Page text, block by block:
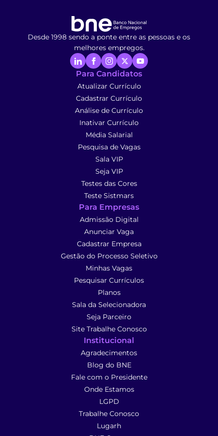
Desde 1998 sendo a ponte entre as pessoas e os
melhores empregos.
Para Candidatos
Atualizar Currículo
Cadastrar Currículo
Análise de Currículo
Inativar Currículo
Média Salarial
Pesquisa de Vagas
Sala VIP
Seja VIP
Testes das Cores
Teste Sistmars
Para Empresas
Admissão Digital
Anunciar Vaga
Cadastrar Empresa
Gestão do Processo Seletivo
Minhas Vagas
Pesquisar Currículos
Planos
Sala da Selecionadora
Seja Parceiro
Site Trabalhe Conosco
Institucional
Agradecimentos
Blog do BNE
Fale com o Presidente
Onde Estamos
LGPD
Trabalhe Conosco
Lugarh